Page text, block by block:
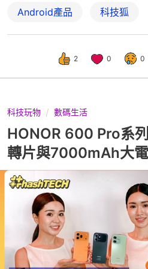
Android產品 科技狐
2 0 0
科技玩物 數碼生活
HONOR 600 Pro系
轉片與7000mAh大